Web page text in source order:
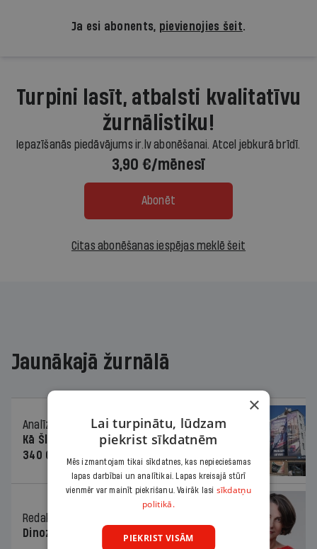
Ja esi abonents, pievienojies šeit.
Turpini lasīt, atbalsti kvalitatīvu
žurnālistiku!
Iepazīšanās piedāvājums ir.lv abonēšanai. Atcel jebkurā brīdī.
3,90 €/mēnesī
Abonēt
Citas abonēšanas iespējas meklē šeit
Jaunākajā žurnālā
Analīze
06.08.2026.
Kā Šlesera partija palika nesodīta par
340 000 vērtu reklāmas kampaņu
Redaktores sleja
Dinozaura triks
×
Lai turpinātu, lūdzam
piekrist sīkdatnēm
Mēs izmantojam tikai sīkdatnes, kas nepieciešamas
lapas darbībai un analītikai. Lapas kreisajā stūrī
vienmēr var mainīt piekrišanu. Vairāk lasi sīkdatņu
politikā.
PIEKRIST VISĀM